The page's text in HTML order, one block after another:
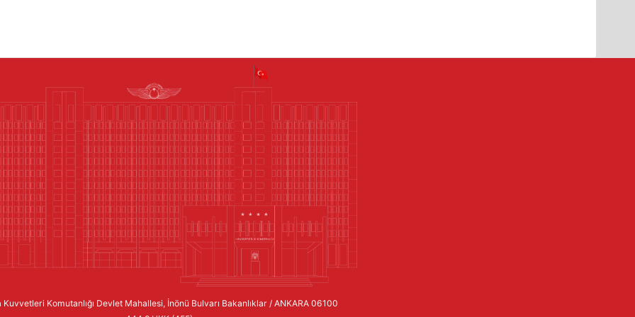
Kuvvetleri Komutanlığı Devlet Mahallesi, İnönü Bulvarı Bakanlıklar / ANKARA 06100